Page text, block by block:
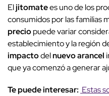
Eljitomatees uno de los
consumidos por las familias
preciopuede variar
establecimiento y la región
impactodelnuevo arancel
que ya comenzó a generar
Te puede interesar: Estas